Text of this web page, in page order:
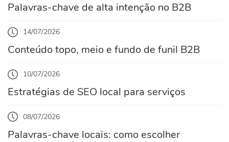
Palavras-chave de alta intenção no B2B
14/07/2026
Conteúdo topo, meio e fundo de funil B2B
10/07/2026
Estratégias de SEO local para serviços
08/07/2026
Palavras-chave locais: como escolher